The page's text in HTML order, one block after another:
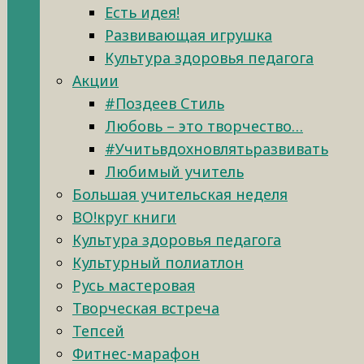
Есть идея!
Развивающая игрушка
Культура здоровья педагога
Акции
#Поздеев Стиль
Любовь – это творчество…
#Учитьвдохновлятьразвивать
Любимый учитель
Большая учительская неделя
ВО!круг книги
Культура здоровья педагога
Культурный полиатлон
Русь мастеровая
Творческая встреча
Тепсей
Фитнес-марафон